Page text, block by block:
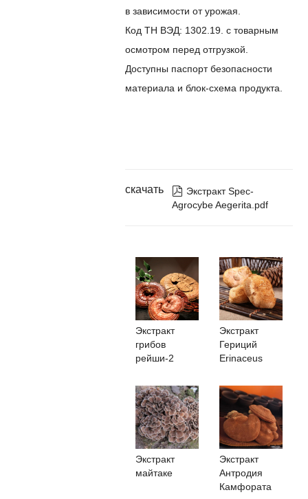
в зависимости от урожая.
Код ТН ВЭД: 1302.19. с товарным
осмотром перед отгрузкой.
Доступны паспорт безопасности
материала и блок-схема продукта.
скачать  Экстракт Spec-
Agrocybe Aegerita.pdf
Экстракт
грибов
рейши-2
Экстракт
Гериций
Erinaceus
Экстракт
майтаке
Экстракт
Антродия
Камфората